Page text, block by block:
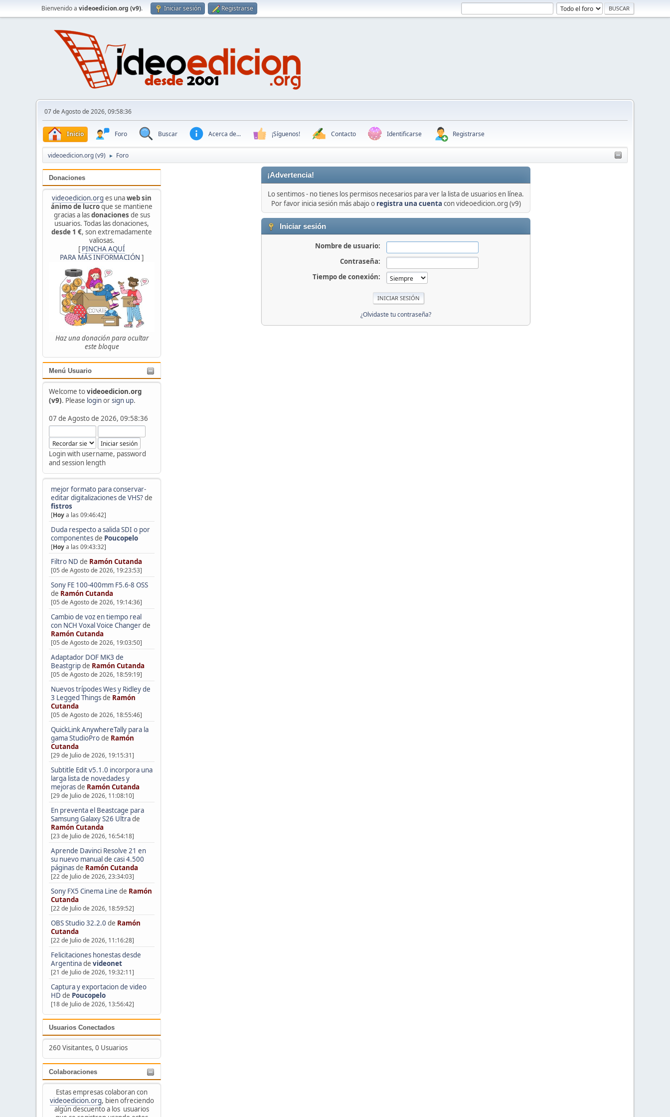
Bienvenido a videoedicion.org (v9). Iniciar sesión Registrarse
07 de Agosto de 2026, 09:58:36
Inicio Foro Buscar Acerca de... ¡Síguenos! Contacto Identificarse Registrarse
videoedicion.org (v9) ► Foro
Donaciones
videoedicion.org es unaweb sin
ánimo de lucroque se mantiene
gracias a lasdonaciones de sus
usuarios. Todas las donaciones,
desde 1 €, son extremadamente
valiosas.
[ PINCHA AQUÍ
PARA MÁS INFORMACIÓN ]
Haz una donación para ocultar
este bloque
Menú Usuario
Welcome tovideoedicion.org
(v9). Please loginorsign up.
07 de Agosto de 2026, 09:58:36
Login with username, password
and session length
mejor formato para conservar-
editar digitalizaciones de VHS?de
fistros
[Hoya las 09:46:42]
Duda respecto a salida SDI o por
componentesde Poucopelo
[Hoya las 09:43:32]
Filtro ND de Ramón Cutanda
[05 de Agosto de 2026, 19:23:53]
Sony FE 100-400mm F5.6-8 OSS
de Ramón Cutanda
[05 de Agosto de 2026, 19:14:36]
Cambio de voz en tiempo real
con NCH Voxal Voice Changerde
Ramón Cutanda
[05 de Agosto de 2026, 19:03:50]
Adaptador DOF MK3 de
Beastgripde Ramón Cutanda
[05 de Agosto de 2026, 18:59:19]
Nuevos trípodes Wes y Ridley de
3 Legged Thingsde Ramón
Cutanda
[05 de Agosto de 2026, 18:55:46]
QuickLink AnywhereTally para la
gama StudioProde Ramón
Cutanda
[29 de Julio de 2026, 19:15:31]
Subtitle Edit v5.1.0 incorpora una
larga lista de novedades y
mejorasde Ramón Cutanda
[29 de Julio de 2026, 11:08:10]
En preventa el Beastcage para
Samsung Galaxy S26 Ultrade
Ramón Cutanda
[23 de Julio de 2026, 16:54:18]
Aprende Davinci Resolve 21 en
su nuevo manual de casi 4.500
páginasde Ramón Cutanda
[22 de Julio de 2026, 23:34:03]
Sony FX5 Cinema Line de Ramón
Cutanda
[22 de Julio de 2026, 18:59:52]
OBS Studio 32.2.0 de Ramón
Cutanda
[22 de Julio de 2026, 11:16:28]
Felicitaciones honestas desde
Argentinade videonet
[21 de Julio de 2026, 19:32:11]
Captura y exportacion de video
HD de Poucopelo
[18 de Julio de 2026, 13:56:42]
Usuarios Conectados
260 Visitantes, 0 Usuarios
Colaboraciones
Estas empresas colaboran con
videoedicion.org, bien ofreciendo
algún descuento a los usuarios
¡Advertencia!
Lo sentimos - no tienes los permisos necesarios para ver la lista de usuarios en línea.
Por favor inicia sesión más abajo o registra una cuenta con videoedicion.org (v9)
Iniciar sesión
Nombre de usuario:
Contraseña:
Tiempo de conexión:
¿Olvidaste tu contraseña?